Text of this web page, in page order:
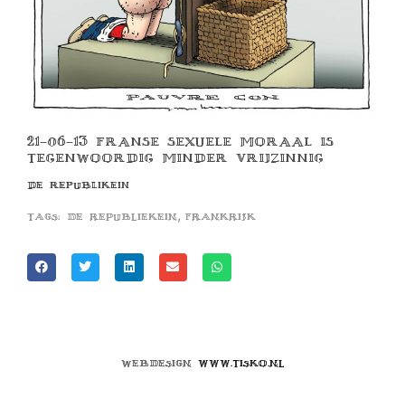
21-06-13 FRANSE SEXUELE MORAAL IS
TEGENWOORDIG MINDER VRIJZINNIG
DE REPUBLIKEIN
Tags: de republiekein, frankrijk
Webdesign www.tisko.nl